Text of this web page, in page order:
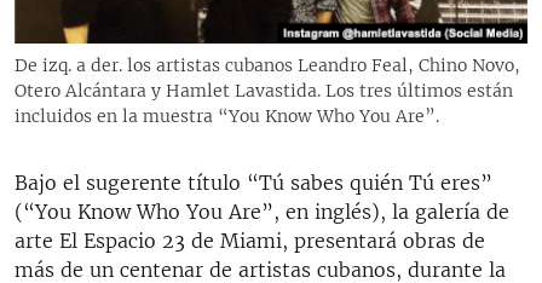
LA REALIDAD DE LA VIVIENDA EN CUBA
SER VIEJO EN CUBA
LOS SANTOS DE HIALEAH
DESINFORMACIÓN RUSA EN AMÉRICA LATINA
LA INVASIÓN DE RUSIA A UCRANIA
EDITORIALES
SÍGUENOS
De izq. a der. los artistas cubanos Leandro Feal, Chino Novo,
Otero Alcántara y Hamlet Lavastida. Los tres últimos están
incluidos en la muestra “You Know Who You Are”.
Bajo el sugerente título “Tú sabes quién Tú eres”
(“You Know Who You Are”, en inglés), la galería de
arte El Espacio 23 de Miami, presentará obras de
más de un centenar de artistas cubanos, durante la